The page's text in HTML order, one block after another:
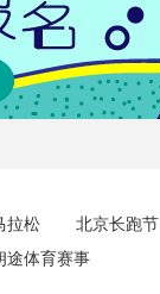
拉松 北京长跑节
途体育赛事